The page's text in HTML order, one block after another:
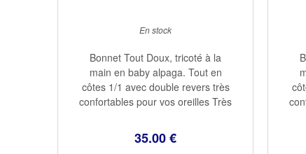
35.00€
En stock
Bonnet Tout Doux, tricoté à la
main en baby alpaga. Tout en
côtes 1/1 avec double revers très
confortables pour vos oreilles Très
alpaga est une des plus douces et
chaudes Taille unique adulte